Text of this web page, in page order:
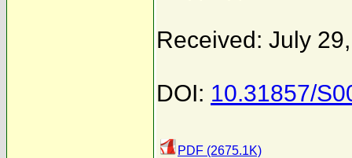
Received: July
DOI: 10.31857/
PDF (2675.1K)